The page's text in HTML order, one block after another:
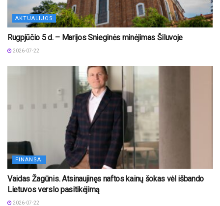
AKTUALIJOS
Rugpjūčio 5 d. – Marijos Snieginės minėjimas Šiluvoje
2026-07-22
FINANSAI
Vaidas Žagūnis. Atsinaujinęs naftos kainų šokas vėl išbando
Lietuvos verslo pasitikėjimą
2026-07-22